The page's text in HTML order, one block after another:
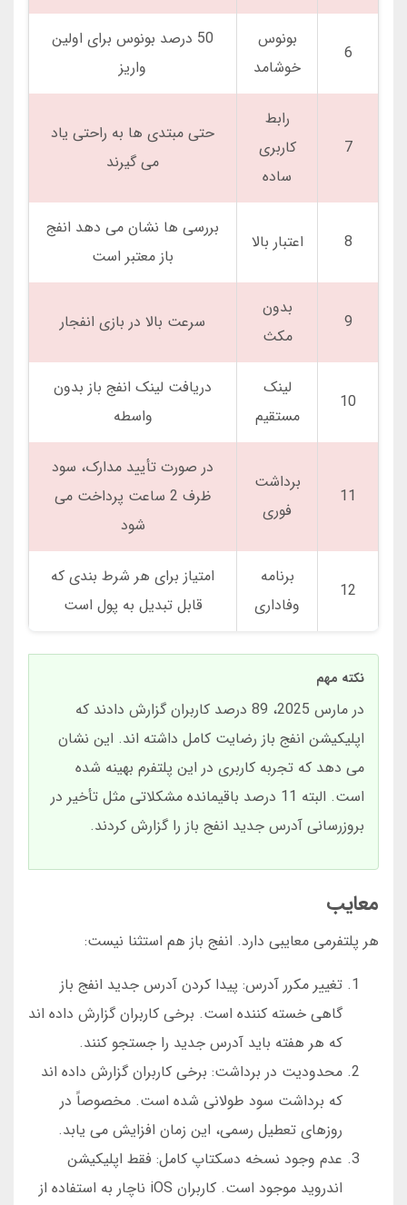
6
بونوس
خوشامد
50 درصد بونوس برای اولین
واریز
7
رابط
کاربری
ساده
حتی مبتدی ها به راحتی یاد
می گیرند
8 اعتبار بالا
بررسی ها نشان می دهد انفج
باز معتبر است
9
بدون
مکث
سرعت بالا در بازی انفجار
10
لینک
مستقیم
دریافت لینک انفج باز بدون
واسطه
11
برداشت
فوری
در صورت تأیید مدارک، سود
ظرف 2 ساعت پرداخت می
شود
12
برنامه
وفاداری
امتیاز برای هر شرط بندی که
قابل تبدیل به پول است
نکته مهم
در مارس 2025، 89 درصد کاربران گزارش دادند که
اپلیکیشن انفج باز رضایت کامل داشته اند. این نشان
می دهد که تجربه کاربری در این پلتفرم بهینه شده
است. البته 11 درصد باقیمانده مشکلاتی مثل تأخیر در
بروزرسانی آدرس جدید انفج باز را گزارش کردند.
معایب
هر پلتفرمی معایبی دارد. انفج باز هم استثنا نیست:
تغییر مکرر آدرس: پیدا کردن آدرس جدید انفج باز
گاهی خسته کننده است. برخی کاربران گزارش داده اند
که هر هفته باید آدرس جدید را جستجو کنند.
محدودیت در برداشت: برخی کاربران گزارش داده اند
که برداشت سود طولانی شده است. مخصوصاً در
روزهای تعطیل رسمی، این زمان افزایش می یابد.
عدم وجود نسخه دسکتاپ کامل: فقط اپلیکیشن
اندروید موجود است. کاربران iOS ناچار به استفاده از